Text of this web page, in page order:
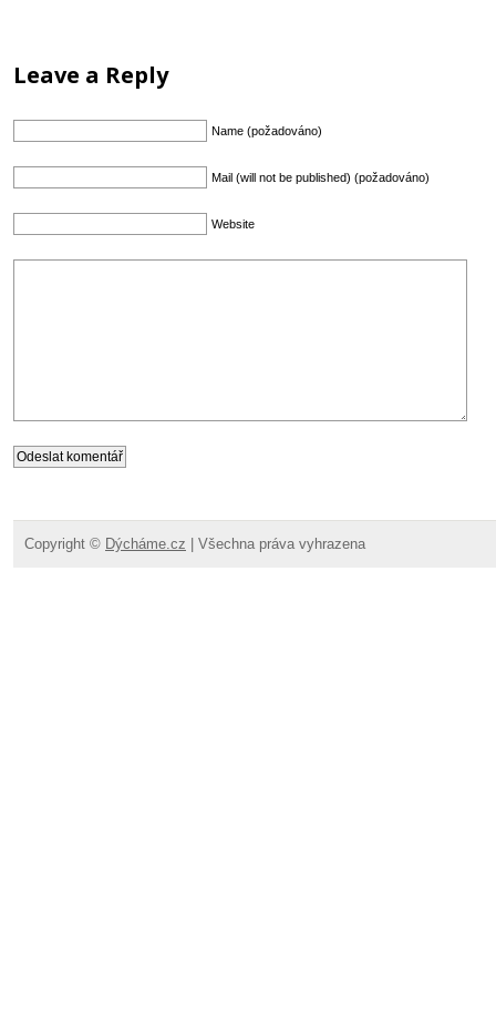
Leave a Reply
Name (požadováno)
Mail (will not be published) (požadováno)
Website
Copyright © Dýcháme.cz | Všechna práva vyhrazena